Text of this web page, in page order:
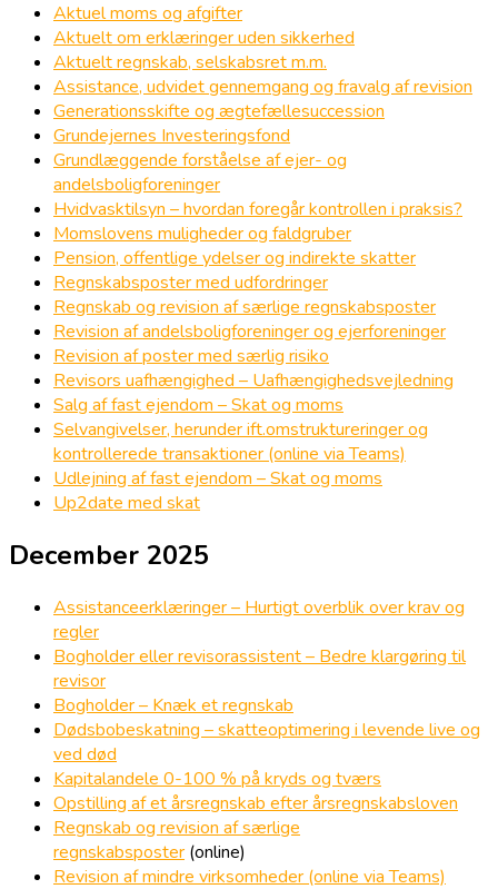
Aktuel moms og afgifter
Aktuelt om erklæringer uden sikkerhed
Aktuelt regnskab, selskabsret m.m.
Assistance, udvidet gennemgang og fravalg af revision
Generationsskifte og ægtefællesuccession
Grundejernes Investeringsfond
Grundlæggende forståelse af ejer- og
andelsboligforeninger
Hvidvasktilsyn – hvordan foregår kontrollen i praksis?
Momslovens muligheder og faldgruber
Pension, offentlige ydelser og indirekte skatter
Regnskabsposter med udfordringer
Regnskab og revision af særlige regnskabsposter
Revision af andelsboligforeninger og ejerforeninger
Revision af poster med særlig risiko
Revisors uafhængighed – Uafhængighedsvejledning
Salg af fast ejendom – Skat og moms
Selvangivelser, herunder ift.omstruktureringer og
kontrollerede transaktioner (online via Teams)
Udlejning af fast ejendom – Skat og moms
Up2date med skat
December 2025
Assistanceerklæringer – Hurtigt overblik over krav og
regler
Bogholder eller revisorassistent – Bedre klargøring til
revisor
Bogholder – Knæk et regnskab
Dødsbobeskatning – skatteoptimering i levende live og
ved død
Kapitalandele 0-100 % på kryds og tværs
Opstilling af et årsregnskab efter årsregnskabsloven
Regnskab og revision af særlige
regnskabsposter (online)
Revision af mindre virksomheder (online via Teams)